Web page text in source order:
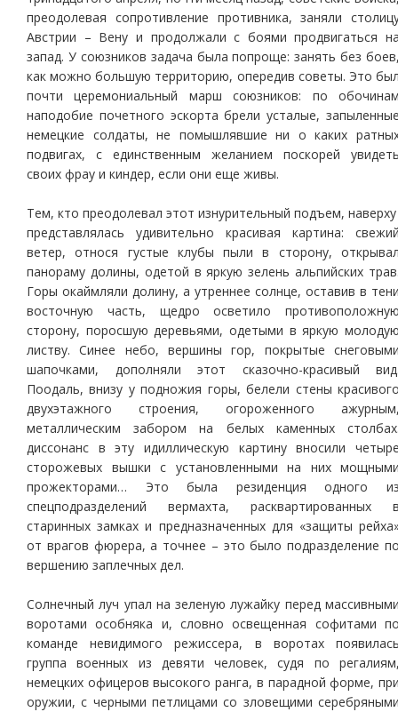
преодолевая сопротивление противника, заняли
Австрии – Вену и продолжали с боями продвигаться
запад. У союзников задача была попроще: занять без
как можно большую территорию, опередив советы. Это
почти церемониальный марш союзников: по
наподобие почетного эскорта брели усталые,
немецкие солдаты, не помышлявшие ни о каких
подвигах, с единственным желанием поскорей
своих фрау и киндер, если они еще живы.
Тем, кто преодолевал этот изнурительный подъем, наверху
представлялась удивительно красивая картина:
ветер, относя густые клубы пыли в сторону,
панораму долины, одетой в яркую зелень альпийских
Горы окаймляли долину, а утреннее солнце, оставив в
восточную часть, щедро осветило
сторону, поросшую деревьями, одетыми в яркую
листву. Синее небо, вершины гор, покрытые
шапочками, дополняли этот сказочно-красивый
Поодаль, внизу у подножия горы, белели стены
двухэтажного строения, огороженного
металлическим забором на белых каменных
диссонанс в эту идиллическую картину вносили
сторожевых вышки с установленными на них
прожекторами… Это была резиденция одного
спецподразделений вермахта, расквартированных
старинных замках и предназначенных для «защиты
от врагов фюрера, а точнее – это было подразделение
вершению заплечных дел.
Солнечный луч упал на зеленую лужайку перед
воротами особняка и, словно освещенная софитами
команде невидимого режиссера, в воротах
группа военных из девяти человек, судя по
немецких офицеров высокого ранга, в парадной форме,
оружии, с черными петлицами со зловещими